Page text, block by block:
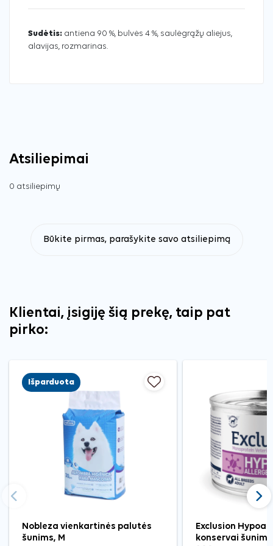
Sudėtis: antiena 90 %, bulvės 4 %, saulėgrąžų aliejus,
alavijas, rozmarinas.
Atsiliepimai
0 atsiliepimų
Būkite pirmas, parašykite savo atsiliepimą
Klientai, įsigiję šią prekę, taip pat
pirko:
Išparduota
Nobleza vienkartinės palutės
šunims, M
Exclusion
konservai
Ankstesnis